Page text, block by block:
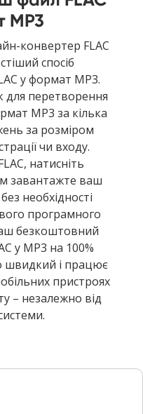
MP3
конвертер FLAC
спосіб
у формат MP3.
перетворення
MP3 за кілька
за розміром
чи входу.
натисніть
завантажте ваш
необхідності
програмного
безкоштовний
у MP3 на 100%
швидкий і працює
пристроях
– незалежно від